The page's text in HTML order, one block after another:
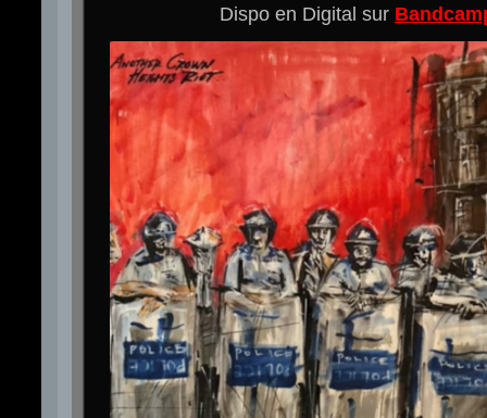
Dispo en Digital sur